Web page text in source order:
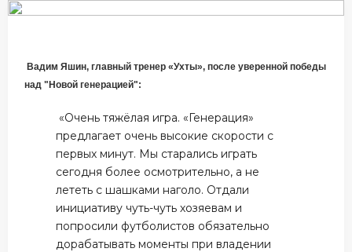
Вадим Яшин, главный тренер «Ухты», после уверенной победы
над "Новой генерацией":
«Очень тяжёлая игра. «Генерация»
предлагает очень высокие скорости с
первых минут. Мы старались играть
сегодня более осмотрительно, а не
лететь с шашками наголо. Отдали
инициативу чуть-чуть хозяевам и
попросили футболистов обязательно
дорабатывать моменты при владении